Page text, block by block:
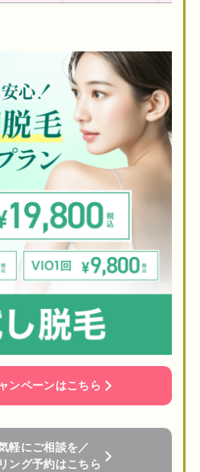
ンペーンはこちら
軽にご相談を／
ング予約はこちら